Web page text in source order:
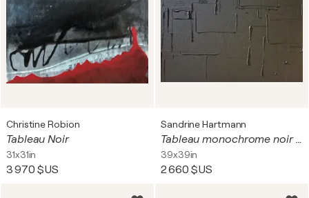
Christine Robion
Tableau Noir
31x31in
3 970 $US
Sandrine Hartmann
Tableau monochrome noir B45
39x39in
2 660 $US